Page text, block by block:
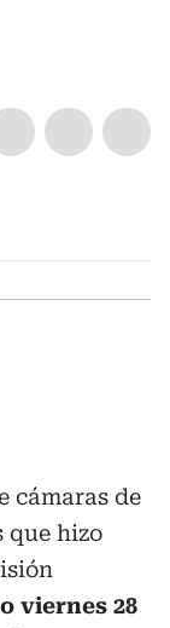
cámaras de
que hizo
viernes 28